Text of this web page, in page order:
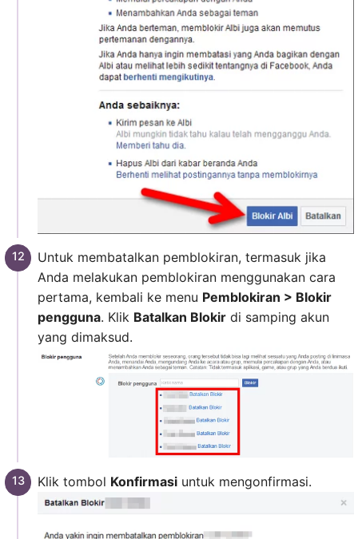
Untuk membatalkan pemblokiran, termasuk jika
Anda melakukan pemblokiran menggunakan cara
pertama, kembali ke menu Pemblokiran > Blokir
pengguna. Klik Batalkan Blokirdi samping akun
yang dimaksud.
Klik tombol Konfirmasiuntuk mengonfirmasi.